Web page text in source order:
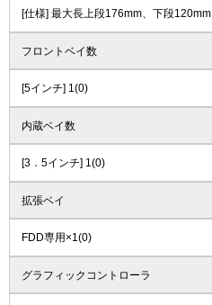
[仕様] 最大長上段176mm、下段120mm
フロントベイ数
[5インチ] 1(0)
内蔵ベイ数
[3．5インチ] 1(0)
拡張ベイ
FDD専用×1(0)
グラフィックコントローラ